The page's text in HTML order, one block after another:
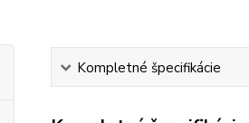
Kompletné špecifikácie